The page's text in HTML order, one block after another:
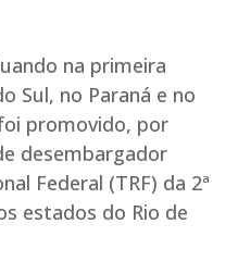
na primeira
Sul, no Paraná e no
promovido, por
desembargador
Federal (TRF) da 2ª
estados do Rio de